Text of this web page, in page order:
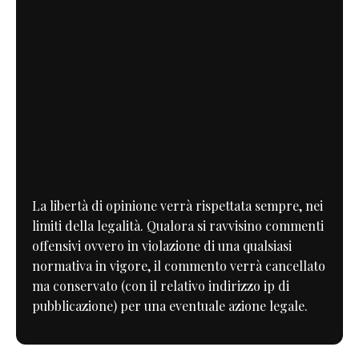
La libertà di opinione verrà rispettata sempre, nei
limiti della legalità. Qualora si ravvisino commenti
offensivi ovvero in violazione di una qualsiasi
normativa in vigore, il commento verrà cancellato
ma conservato (con il relativo indirizzo ip di
pubblicazione) per una eventuale azione legale.